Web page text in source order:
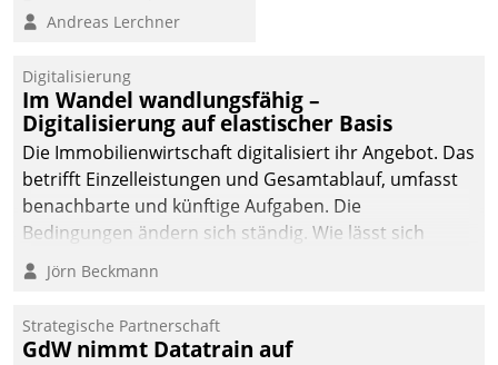
Kommunikationswege bei
Softwareentwicklungshaus
Andreas Lerchner
Digitalisierung
Im Wandel wandlungsfähig –
Digitalisierung auf elastischer Basis
Die Immobilienwirtschaft digitalisiert ihr Angebot. Das
betrifft Einzelleistungen und Gesamtablauf, umfasst
benachbarte und künftige Aufgaben. Die
Bedingungen ändern sich ständig. Wie lässt sich
technisch die Kontrolle wahren und zugleich Freiraum
fürs Wachsen öffnen?
Jörn Beckmann
Strategische Partnerschaft
GdW nimmt Datatrain auf